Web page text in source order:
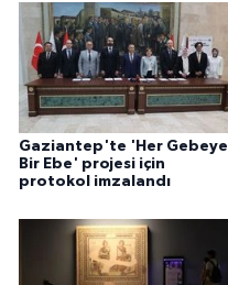
Gaziantep'te 'Her Gebeye
Bir Ebe' projesi için
protokol imzalandı